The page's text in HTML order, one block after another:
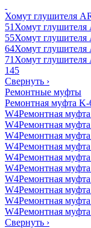
Хомут глушителя
51 Хомут глушителя
55Хомут глушителя
64Хомут глушителя
71 Хомут глушителя
145
Свернуть ›
Ремонтные муфты
Ремонтная муфта
W4Ремонтная
W4Ремонтная
W4Ремонтная
W4Ремонтная
W4Ремонтная
W4Ремонтная
W4Ремонтная
W4Ремонтная
W4Ремонтная
W4Ремонтная
Свернуть ›